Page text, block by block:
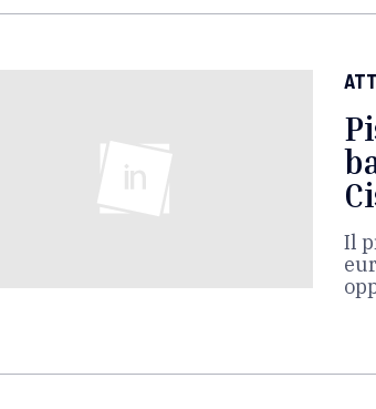
Il